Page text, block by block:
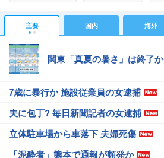
主要 国内 海外
関東「真夏の暑さ」は終了か
7歳に暴行か 施設従業員の女逮捕
夫に包丁? 毎日新聞記者の女逮捕
立体駐車場から車落下 夫婦死傷
「泥酔者」熊本で通報が頻発か